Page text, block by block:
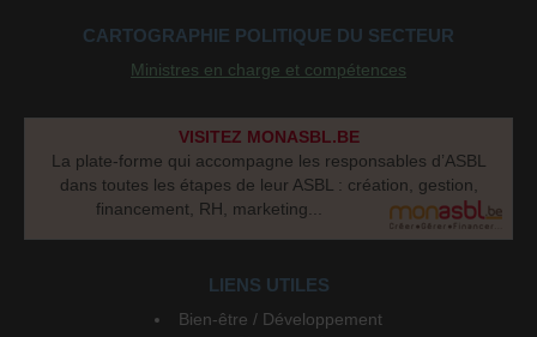
CARTOGRAPHIE POLITIQUE DU SECTEUR
Ministres en charge et compétences
VISITEZ MONASBL.BE
La plate-forme qui accompagne les responsables d’ASBL
dans toutes les étapes de leur ASBL : création, gestion,
financement, RH, marketing...
LIENS UTILES
Bien-être / Développement